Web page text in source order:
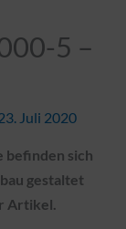
5 –
Juli 2020
befinden sich
gestaltet
Artikel.